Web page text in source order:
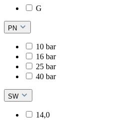
G
PN
10 bar
16 bar
25 bar
40 bar
SW
14,0